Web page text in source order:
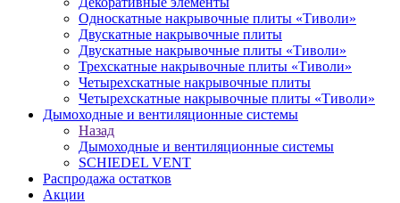
Односкатные накрывочные плиты «Тиволи»
Двускатные накрывочные плиты
Двускатные накрывочные плиты «Тиволи»
Трехскатные накрывочные плиты «Тиволи»
Четырехскатные накрывочные плиты
Четырехскатные накрывочные плиты «Тиволи»
Дымоходные и вентиляционные системы
Назад
Дымоходные и вентиляционные системы
SCHIEDEL VENT
Распродажа остатков
Акции